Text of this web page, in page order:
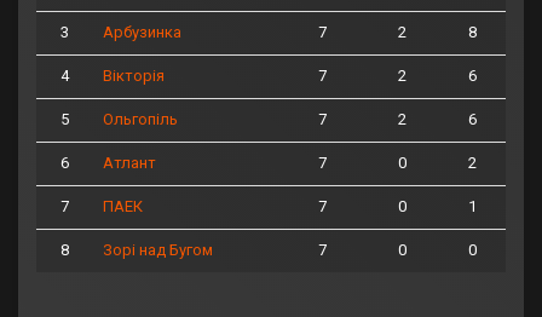
3 Арбузинка 7 2 8
4 Вікторія 7 2 6
5 Ольгопіль 7 2 6
6 Атлант 7 0 2
7 ПАЕК 7 0 1
8 Зорі над Бугом 7 0 0